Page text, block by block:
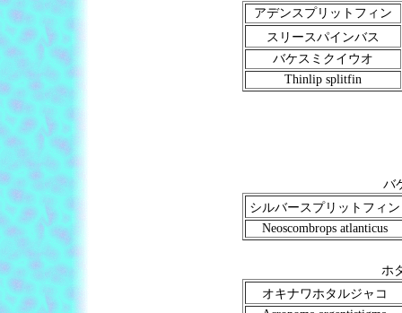
アデンスプリットフィン
スリースパインバス
バケスミクイウオ
Thinlip splitfin
バ
シルバースプリットフィン
Neoscombrops atlanticus
ホ
オキナワホタルジャコ